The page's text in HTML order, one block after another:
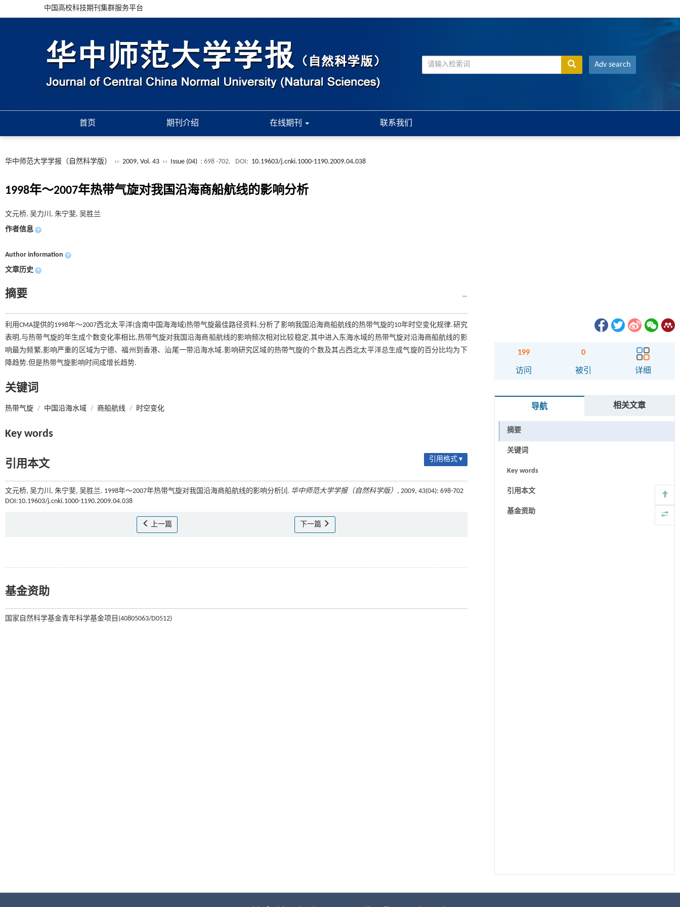
中国高校科技期刊集群服务平台
Adv search
首页 期刊介绍 在线期刊 联系我们
华中师范大学学报（自然科学版） ›› 2009, Vol. 43 ›› Issue (04) : 698 -702. DOI: 10.19603/j.cnki.1000-1190.2009.04.038
1998年～2007年热带气旋对我国沿海商船航线的影响分析
文元桥, 吴力川, 朱宁斐, 吴胜兰
作者信息 +
Author information +
文章历史 +
摘要
利用CMA提供的1998年～2007西北太平洋(含南中国海海域)热带气旋最佳路径资料,分析了影响我国沿海商船航线的热带气旋的10年时空变化规律.研究
表明,与热带气旋的年生成个数变化率相比,热带气旋对我国沿海商船航线的影响频次相对比较稳定,其中进入东海水域的热带气旋对沿海商船航线的影
响最为频繁,影响严重的区域为宁德、福州到香港、汕尾一带沿海水域.影响研究区域的热带气旋的个数及其占西北太平洋总生成气旋的百分比均为下
降趋势.但是热带气旋影响时间成增长趋势.
关键词
热带气旋 / 中国沿海水域 / 商船航线 / 时空变化
Key words
引用本文 引用格式 ▾
文元桥, 吴力川, 朱宁斐, 吴胜兰. 1998年～2007年热带气旋对我国沿海商船航线的影响分析[J]. 华中师范大学学报（自然科学版） , 2009, 43(04): 698-702
DOI:10.19603/j.cnki.1000-1190.2009.04.038
上一篇 下一篇
基金资助
国家自然科学基金青年科学基金项目(40805063/D0512)
199
访问
0
被引 详细
导航 相关文章
摘要
关键词
Key words
引用本文
基金资助